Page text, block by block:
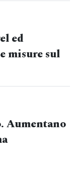
ed
misure sul
Aumentano